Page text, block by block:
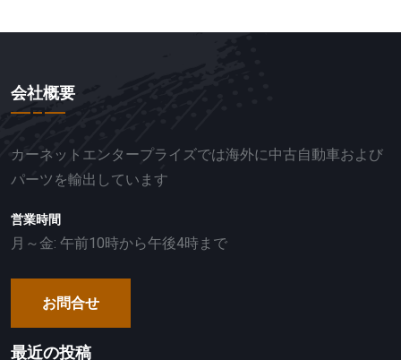
会社概要
カーネットエンタープライズでは海外に中古自動車および
パーツを輸出しています
営業時間
月～金: 午前10時から午後4時まで
お問合せ
最近の投稿